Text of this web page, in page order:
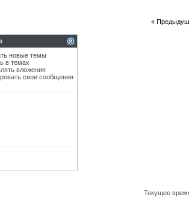
«
новые темы
в темах
вложения
свои сообщения
Текущее